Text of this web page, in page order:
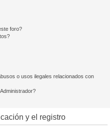
foro?
o usos ilegales relacionados con
y el registro